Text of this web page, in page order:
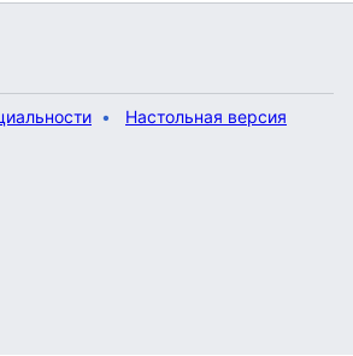
Настольная версия